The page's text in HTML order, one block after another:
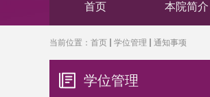
首页 本院简介
当前位置： 首页 学位管理 通知事项
学位管理